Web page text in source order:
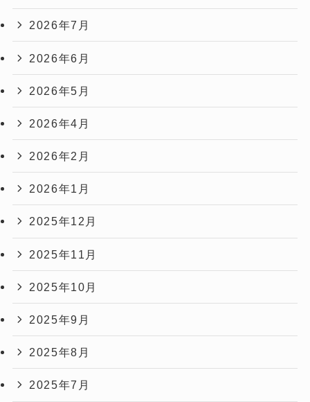
2026年7月
2026年6月
2026年5月
2026年4月
2026年2月
2026年1月
2025年12月
2025年11月
2025年10月
2025年9月
2025年8月
2025年7月